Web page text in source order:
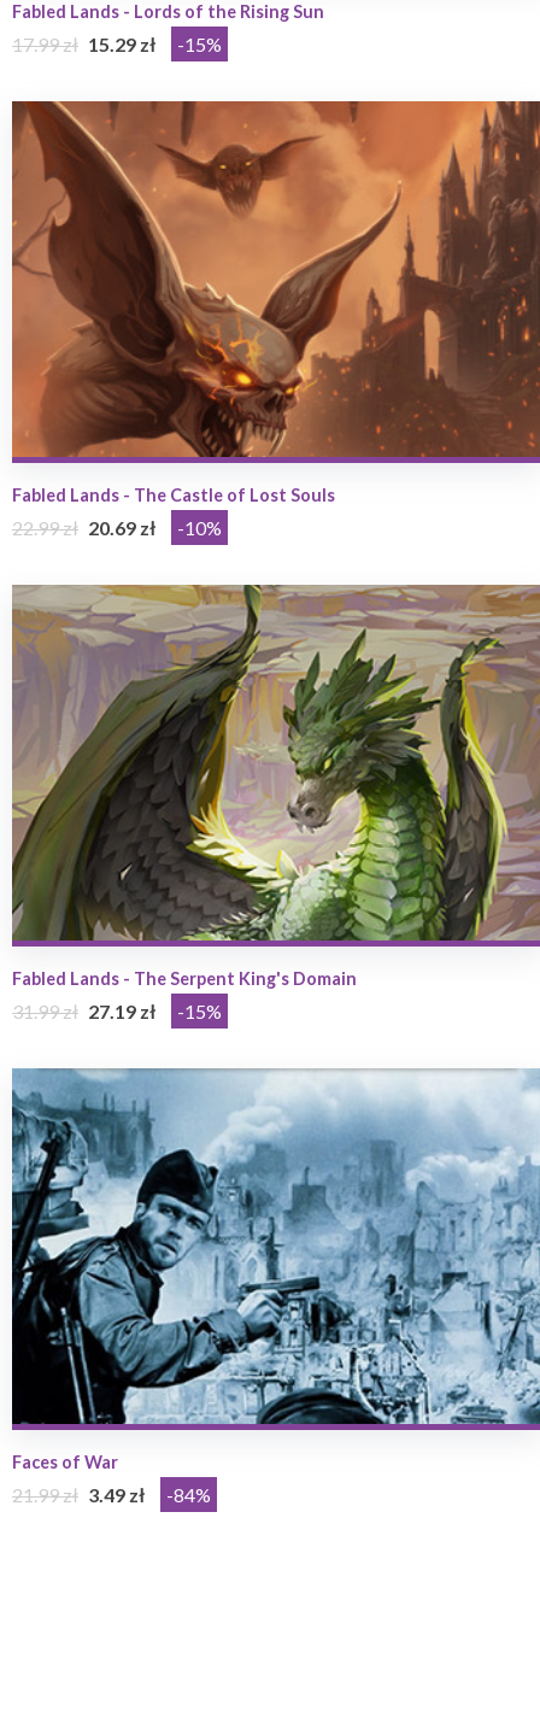
Fabled Lands - Lords of the Rising Sun
17.99 zł 15.29 zł -15%
Fabled Lands - The Castle of Lost Souls
22.99 zł 20.69 zł -10%
Fabled Lands - The Serpent King's Domain
31.99 zł 27.19 zł -15%
Faces of War
21.99 zł 3.49 zł -84%